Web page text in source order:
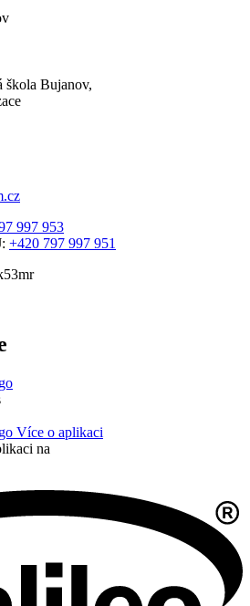
škola Bujanov,
997 953
+420 797 997 951
Více o aplikaci
na